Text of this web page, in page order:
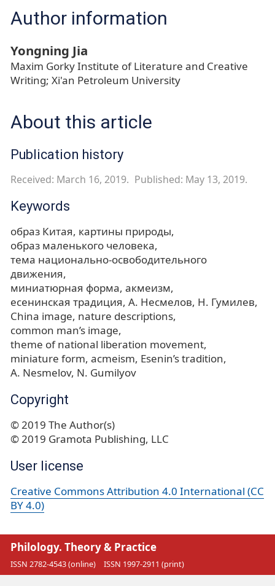
Author information
Yongning Jia
Maxim Gorky Institute of Literature and Creative
Writing; Xi'an Petroleum University
About this article
Publication history
Received: March 16, 2019. Published: May 13, 2019.
Keywords
образ Китая картины природы
образ маленького человека
тема национально-освободительного
движения
миниатюрная форма акмеизм
есенинская традиция А. Несмелов Н. Гумилев
China image nature descriptions
common man’s image
theme of national liberation movement
miniature form acmeism Esenin’s tradition
A. Nesmelov N. Gumilyov
Copyright
© 2019 The Author(s)
© 2019 Gramota Publishing, LLC
User license
Creative Commons Attribution 4.0 International (CC
BY 4.0)
Philology. Theory & Practice
ISSN 2782-4543 (online) ISSN 1997-2911 (print)